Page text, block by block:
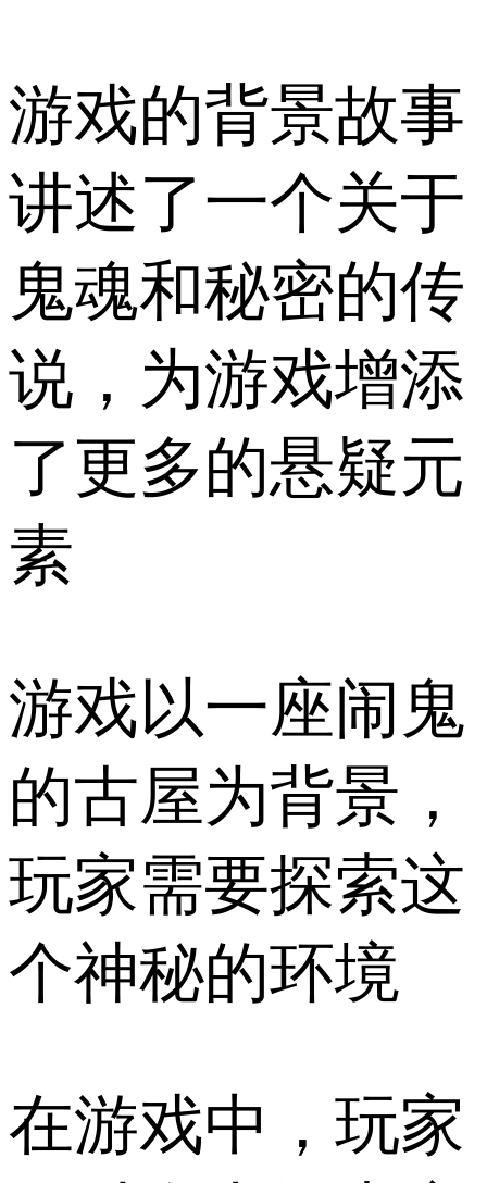
游戏的背景故事
讲述了一个关于
鬼魂和秘密的传
说，为游戏增添
了更多的悬疑元
素
游戏以一座闹鬼
的古屋为背景，
玩家需要探索这
个神秘的环境
在游戏中，玩家